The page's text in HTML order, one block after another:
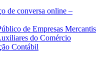
de conversa online –
de Empresas Mercantis
do Comércio
Contábil